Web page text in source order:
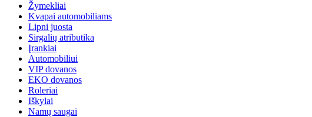
Žymekliai
Kvapai automobiliams
Lipni juosta
Sirgalių atributika
Įrankiai
Automobiliui
VIP dovanos
EKO dovanos
Roleriai
Iškylai
Namų saugai